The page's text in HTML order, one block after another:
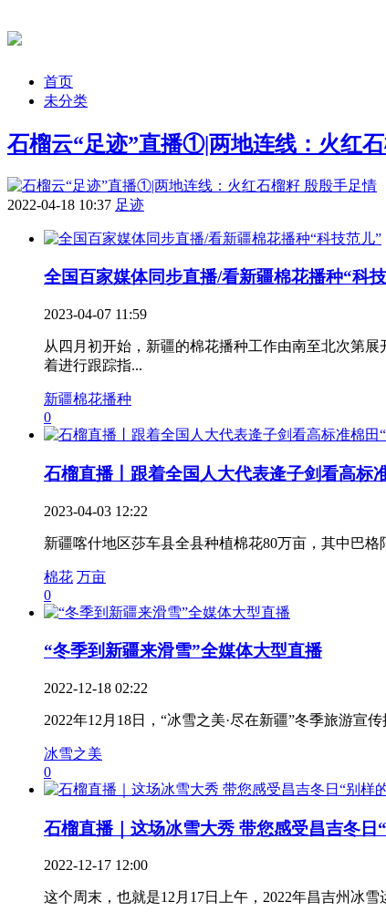
首页
未分类
石榴云“足迹”直播①|两地连线：火红
2022-04-18 10:37 足迹
全国百家媒体同步直播/看新疆棉花播种“科
2023-04-07 11:59
从四月初开始，新疆的棉花播种工作由南至北次第
着进行跟踪指...
新疆棉花播种
0
石榴直播丨跟着全国人大代表逄子剑看高标
2023-04-03 12:22
新疆喀什地区莎车县全县种植棉花80万亩，其中巴格
棉花 万亩
0
“冬季到新疆来滑雪”全媒体大型直播
2022-12-18 02:22
2022年12月18日，“冰雪之美·尽在新疆”冬季旅游宣
冰雪之美
0
石榴直播｜这场冰雪大秀 带您感受昌吉冬日
2022-12-17 12:00
这个周末，也就是12月17日上午，2022年昌吉州冰